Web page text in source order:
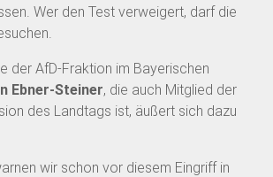
Wer den Test verweigert, darf die
der AfD-Fraktion im Bayerischen
Ebner-Steiner, die auch Mitglied der
des Landtags ist, äußert sich dazu
wir schon vor diesem Eingriff in